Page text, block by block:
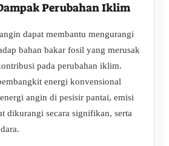
Perubahan Iklim
dapat membantu mengurangi
bahan bakar fosil yang merusak
pada perubahan iklim.
energi konvensional
angin di pesisir pantai, emisi
dikurangi secara signifikan, serta